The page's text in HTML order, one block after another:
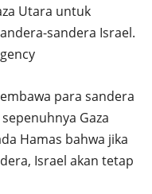
Utara untuk
sandera Israel.
para sandera
Gaza
Hamas bahwa jika
Israel akan tetap